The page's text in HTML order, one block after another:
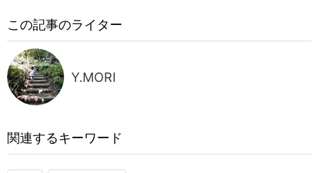
この記事のライター
Y.MORI
関連するキーワード